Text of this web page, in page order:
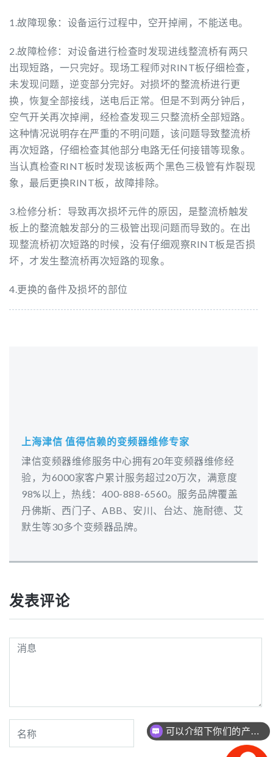
1.故障现象：设备运行过程中，空开掉闸，不能送电。
2.故障检修：对设备进行检查时发现进线整流桥有两只
出现短路，一只完好。现场工程师对RINT板仔细检查，
未发现问题，逆变部分完好。对损坏的整流桥进行更
换，恢复全部接线，送电后正常。但是不到两分钟后，
空气开关再次掉闸，经检查发现三只整流桥全部短路。
这种情况说明存在严重的不明问题，该问题导致整流桥
再次短路，仔细检查其他部分电路无任何接错等现象。
当认真检查RINT板时发现该板两个黑色三极管有炸裂现
象，最后更换RINT板，故障排除。
3.检修分析：导致再次损坏元件的原因，是整流桥触发
板上的整流触发部分的三极管出现问题而导致的。在出
现整流桥初次短路的时候，没有仔细观察RINT板是否损
坏，才发生整流桥再次短路的现象。
4.更换的备件及损坏的部位
上海津信 值得信赖的变频器维修专家
津信变频器维修服务中心拥有20年变频器维修经
验，为6000家客户累计服务超过20万次，满意度
98%以上，热线：400-888-6560。服务品牌覆盖
丹佛斯、西门子、ABB、安川、台达、施耐德、艾
默生等30多个变频器品牌。
发表评论
可以介绍下你们的产品么？